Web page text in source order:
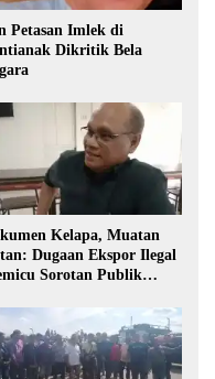
Petasan Imlek di
Dikritik Bela
Kelapa, Muatan
Dugaan Ekspor Ilegal
Sorotan Publik